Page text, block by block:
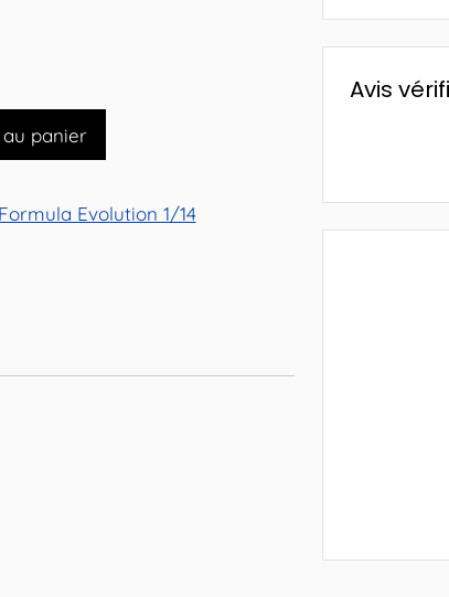
panier
Evolution 1/14
Avis